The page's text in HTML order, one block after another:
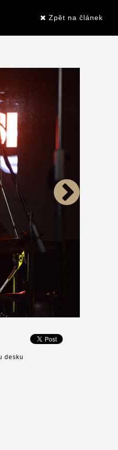
Zpět na článek
desku